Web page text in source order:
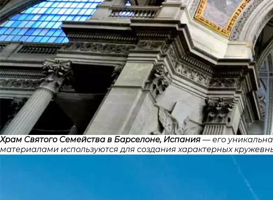
Храм Святого Семейства в Барселоне, Испания — его
материалами используются для создания характерных